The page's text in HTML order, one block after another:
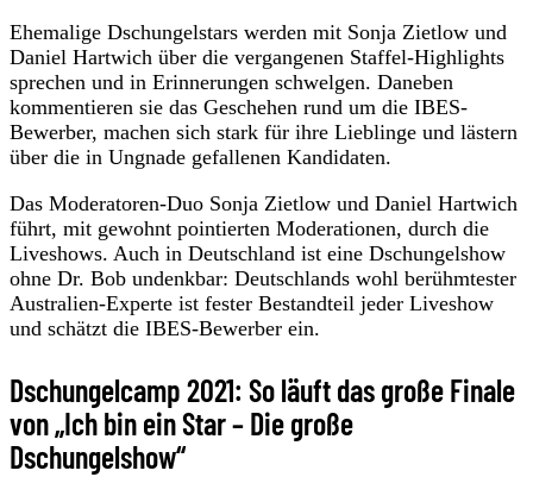
Ehemalige Dschungelstars werden mit Sonja Zietlow und
Daniel Hartwich über die vergangenen Staffel-Highlights
sprechen und in Erinnerungen schwelgen. Daneben
kommentieren sie das Geschehen rund um die IBES-
Bewerber, machen sich stark für ihre Lieblinge und lästern
über die in Ungnade gefallenen Kandidaten.
Das Moderatoren-Duo Sonja Zietlow und Daniel Hartwich
führt, mit gewohnt pointierten Moderationen, durch die
Liveshows. Auch in Deutschland ist eine Dschungelshow
ohne Dr. Bob undenkbar: Deutschlands wohl berühmtester
Australien-Experte ist fester Bestandteil jeder Liveshow
und schätzt die IBES-Bewerber ein.
Dschungelcamp 2021: So läuft das große Finale
von „Ich bin ein Star – Die große
Dschungelshow“